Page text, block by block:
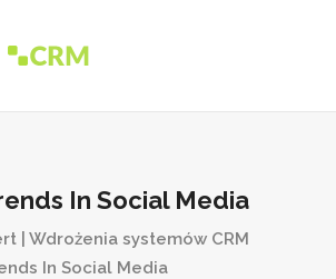
In Social Media
| Wdrożenia systemów CRM
In Social Media